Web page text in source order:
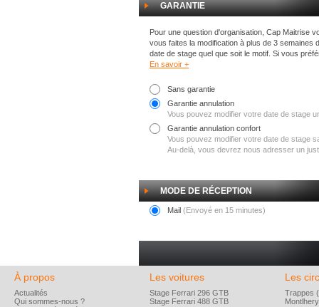
GARANTIE
Pour une question d'organisation, Cap Maitrise
vous faites la modification à plus de 3 semaines
date de stage quel que soit le motif. Si vous
En savoir +
Sans garantie
Garantie annulation
Vous pouvez modifier votre date de stage
Garantie annulation confort
Vous pouvez modifier votre date de stage
Au-delà, vous devrez nous adresser un
MODE DE RÉCEPTION
Mail (Envoyé en 15 minutes)
À propos
Actualités
Qui sommes-nous ?
Les voitures
Stage Ferrari 296 GTB
Stage Ferrari 488 GTB
Les
Trappes